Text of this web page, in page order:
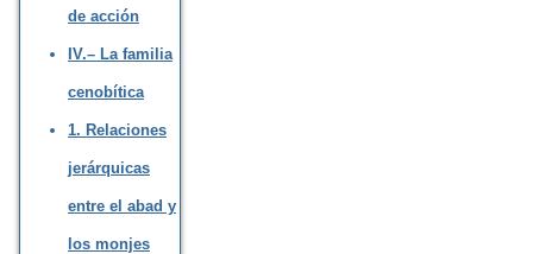
de acción
IV.– La familia
cenobítica
1. Relaciones
jerárquicas
entre el abad y
los monjes